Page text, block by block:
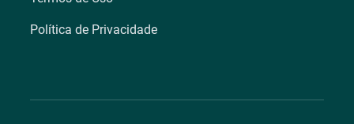
Política de Privacidade